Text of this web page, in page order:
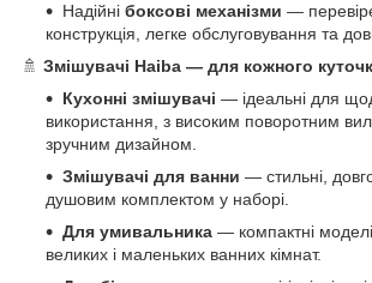
Надійні боксові механізми —
конструкція, легке обслуговування та
🚿 Змішувачі Haiba — для кожного
Кухонні змішувачі — ідеальні для
використання, з високим поворотним
зручним дизайном.
Змішувачі для ванни — стильні,
душовим комплектом у наборі.
Для умивальника — компактні
великих і маленьких ванних кімнат.